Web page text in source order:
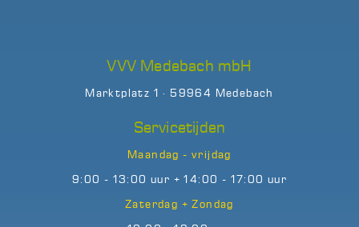
VVV Medebach mbH
Marktplatz 1 · 59964 Medebach
Servicetijden
Maandag - vrijdag
9:00 - 13:00 uur + 14:00 - 17:00 uur
Zaterdag + Zondag